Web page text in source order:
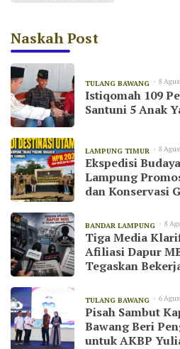
Naskah Post
TULANG BAWANG 8
Istiqomah 109
Santuni 5 Anak
LAMPUNG TIMUR 8
Ekspedisi
Lampung
dan Konservasi
BANDAR LAMPUNG 8
Tiga Media
Afiliasi Dapur
Tegaskan
TULANG BAWANG 6
Pisah Sambut
Bawang Beri
untuk AKBP